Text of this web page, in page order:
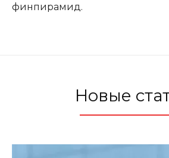
финпирамид.
Новые